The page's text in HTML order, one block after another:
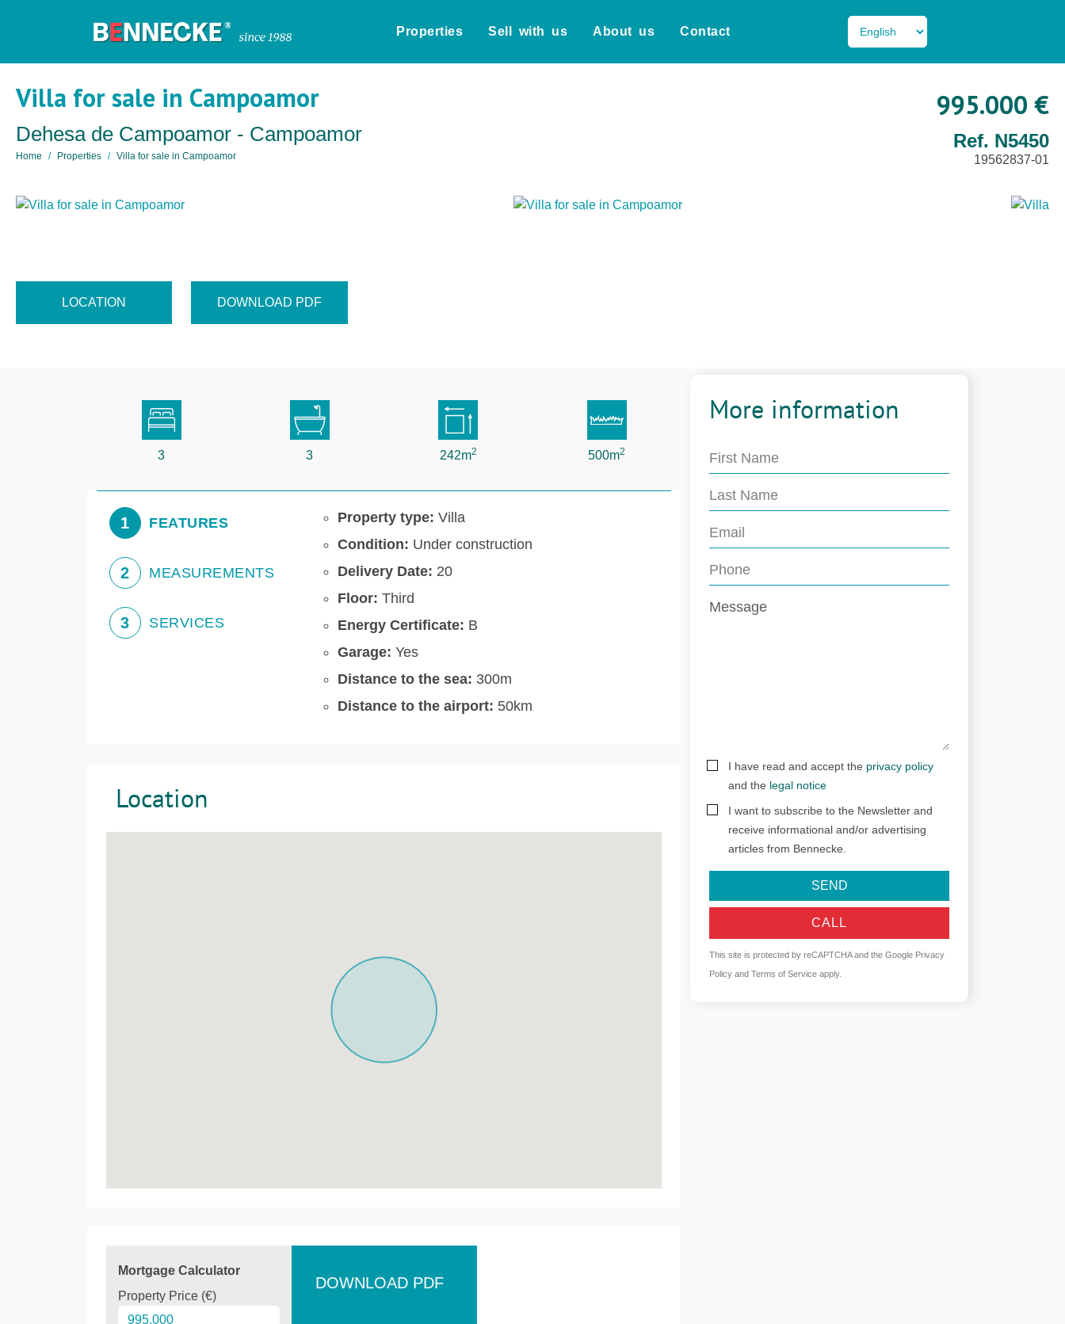
Properties Sell with us About us Contact
Villa for sale in Campoamor
Dehesa de Campoamor - Campoamor
Home Properties Villa for sale in Campoamor
995.000 €
Ref. N5450
19562837-01
LOCATION DOWNLOAD PDF
3 3 242m2 500m2
1 FEATURES
2 MEASUREMENTS
3 SERVICES
Property type: Villa
Condition: Under construction
Delivery Date: 20
Floor: Third
Energy Certificate: B
Garage: Yes
Distance to the sea: 300m
Distance to the airport: 50km
Location
Mortgage Calculator
Property Price (€)
DOWNLOAD PDF
More information
I have read and accept the privacy policy
and the legal notice
I want to subscribe to the Newsletter and
receive informational and/or advertising
articles from Bennecke.
SEND
CALL
This site is protected by reCAPTCHA and the Google Privacy
Policy andTerms of Service apply.